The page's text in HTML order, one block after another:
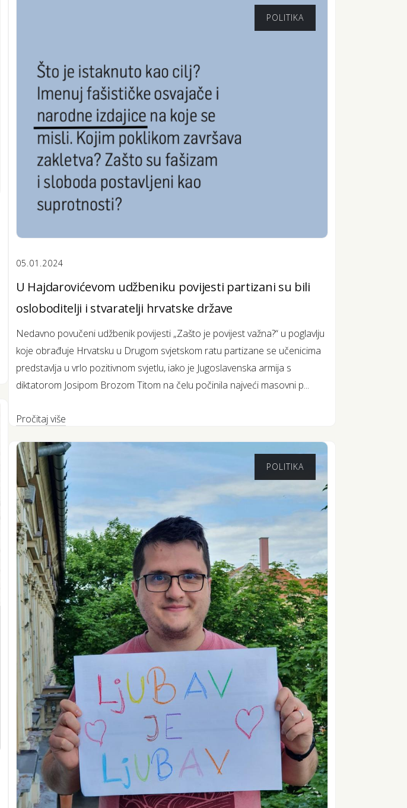
POLITIKA
05.01.2024
U Hajdarovićevom udžbeniku povijesti partizani su bili
osloboditelji i stvaratelji hrvatske države
Nedavno povučeni udžbenik povijesti „Zašto je povijest važna?“ u poglavlju
koje obrađuje Hrvatsku u Drugom svjetskom ratu partizane se učenicima
predstavlja u vrlo pozitivnom svjetlu, iako je Jugoslavenska armija s
diktatorom Josipom Brozom Titom na čelu počinila najveći masovni p...
Pročitaj više
POLITIKA